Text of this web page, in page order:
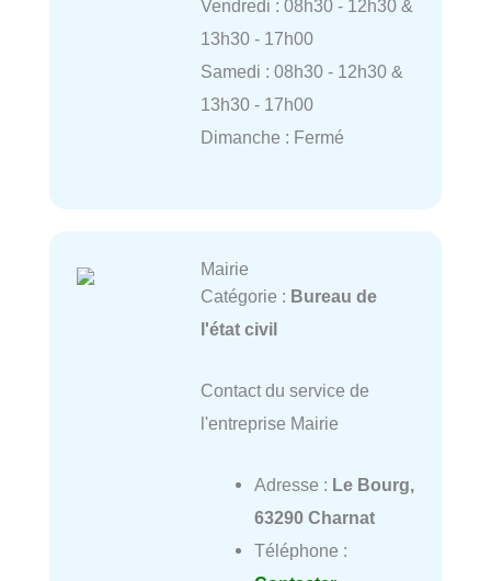
Vendredi : 08h30 - 12h30 &
13h30 - 17h00
Samedi : 08h30 - 12h30 &
13h30 - 17h00
Dimanche : Fermé
Mairie
Catégorie : Bureau de
l'état civil
Contact du service de
l'entreprise Mairie
Adresse : Le Bourg,
63290 Charnat
Téléphone :